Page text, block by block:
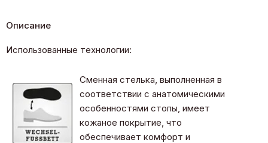
Описание
Использованные технологии:
Сменная стелька, выполненная в
соответствии с анатомическими
особенностями стопы, имеет
кожаное покрытие, что
обеспечивает комфорт и